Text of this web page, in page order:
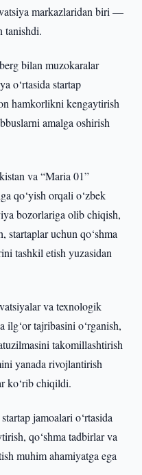
markazlaridan biri —
tanishdi.
bilan muzokaralar
o‘rtasida startap
hamkorlikni kengaytirish
amalga oshirish
va “Maria 01”
qo‘yish orqali o‘zbek
bozorlariga olib chiqish,
uchun qo‘shma
tashkil etish yuzasidan
va texnologik
tajribasini o‘rganish,
takomillashtirish
yanada rivojlantirish
ko‘rib chiqildi.
jamoalari o‘rtasida
qo‘shma tadbirlar va
muhim ahamiyatga ega